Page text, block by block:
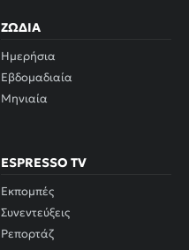
ΖΏΔΙΑ
Ημερήσια
Εβδομαδιαία
Μηνιαία
ESPRESSO TV
Εκπομπές
Συνεντεύξεις
Ρεπορτάζ